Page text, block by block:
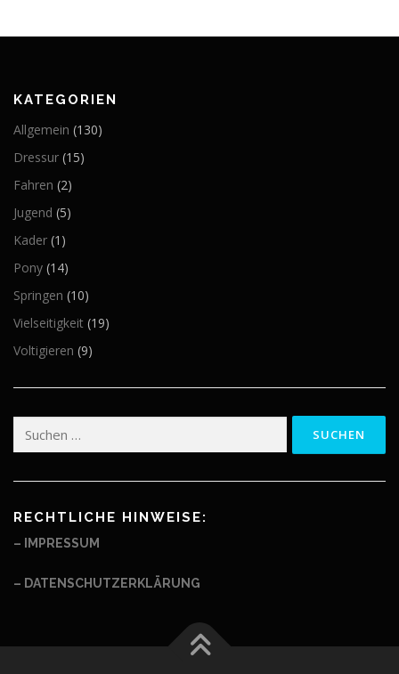
KATEGORIEN
Allgemein (130)
Dressur (15)
Fahren (2)
Jugend (5)
Kader (1)
Pony (14)
Springen (10)
Vielseitigkeit (19)
Voltigieren (9)
Suchen
RECHTLICHE HINWEISE:
– IMPRESSUM
– DATENSCHUTZERKLÄRUNG